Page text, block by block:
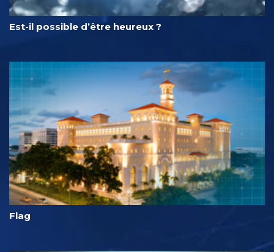
Est-il possible d’être heureux ?
Flag